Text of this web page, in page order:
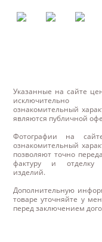
Указанные на сайте
исключительно
ознакомительный
являются публичной
Фотографии на
ознакомительный
позволяют точно
фактуру и отделку
изделий.
Дополнительную
товаре уточняйте у
перед заключением